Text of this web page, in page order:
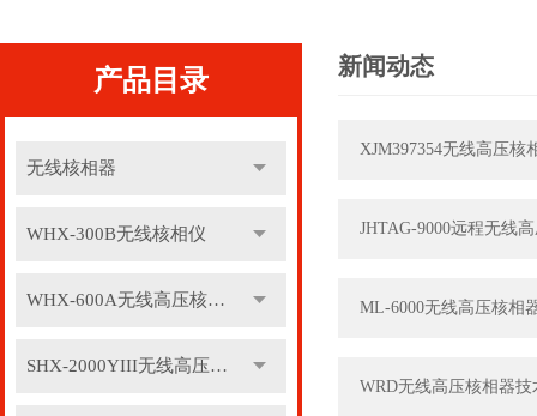
产品目录
无线核相器
WHX-300B无线核相仪
WHX-600A无线高压核相仪
SHX-2000YIII无线高压核相仪
新闻动态
XJM397354无线高压核
JHTAG-9000远程无线
ML-6000无线高压核相
WRD无线高压核相器技